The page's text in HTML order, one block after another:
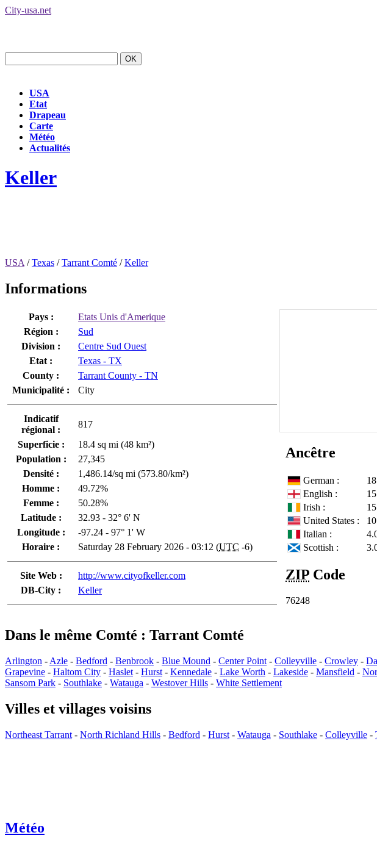
City-usa.net
USA
Etat
Drapeau
Carte
Météo
Actualités
Keller
USA /Texas /Tarrant Comté /Keller
Informations
Pays :
Etats Unis d'Amerique
Région :
Sud
Division :
Centre Sud Ouest
Etat :
Texas - TX
County :
Tarrant County - TN
Municipalité :
City
Indicatif
régional :
817
Superficie :
18.4 sq mi (48 km²)
Population :
27,345
Densité :
1,486.14/sq mi (573.80/km²)
Homme :
49.72%
Femme :
50.28%
Latitude :
32.93 - 32° 6' N
Longitude :
-97.24 - 97° 1' W
Horaire :
Saturday 28 February 2026 - 03:12 (UTC -6)
Site Web :
http://www.cityofkeller.com
DB-City :
Keller
Ancêtre
German :
English :
Irish :
United States :
Italian :
Scottish :
ZIP Code
76248
Dans le même Comté : Tarrant Comté
Arlington - Azle - Bedford - Benbrook - Blue Mound - Center Point - Colleyville - Crowley -
Grapevine - Haltom City - Haslet - Hurst - Kennedale - Lake Worth - Lakeside - Mansfield -
Sansom Park - Southlake - Watauga - Westover Hills - White Settlement
Villes et villages voisins
Northeast Tarrant - North Richland Hills - Bedford - Hurst - Watauga - Southlake - Colleyville -
Météo